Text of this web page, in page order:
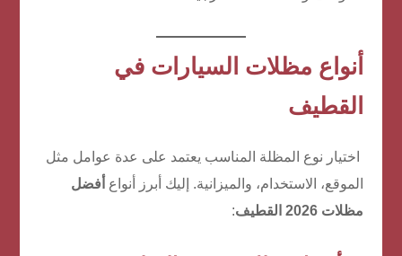
أنواع مظلات السيارات في
القطيف
اختيار نوع المظلة المناسب يعتمد على عدة عوامل مثل
الموقع، الاستخدام، والميزانية. إليك أبرز أنواع أفضل
مظلات 2026 القطيف
: